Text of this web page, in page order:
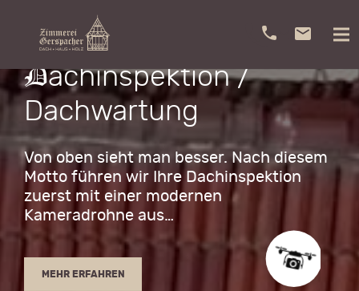
Dachinspektion / ​
Dachwartung
Von oben sieht man besser. Nach diesem
Motto führen wir Ihre Dachinspektion
zuerst mit einer modernen
Kameradrohne aus…
MEHR ERFAHREN